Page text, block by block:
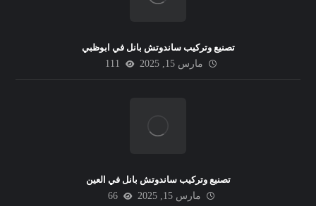
تصنيع وتركيب ساندوتش بانل في ابوظبي
مارس 15, 2025
111
تصنيع وتركيب ساندوتش بانل في العين
مارس 15, 2025
66